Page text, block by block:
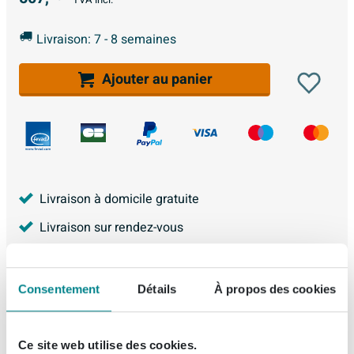
Consentement Détails À propos des cookies
Ce site web utilise des cookies.
Livraison: 7 - 8 semaines
Ajouter au panier
Livraison à domicile gratuite
Livraison sur rendez-vous
2 ans de garantie
Garantie Meilleur Prix
4.225avis, avec une évaluation de